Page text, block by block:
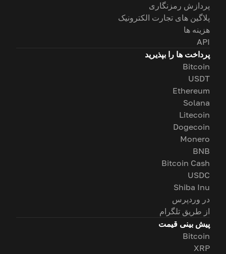
پردازش رمزنگاری
پلاگین های تجارت الکترونیک
هزینه ها
API
پرداخت ها را بپذیرید
Bitcoin
USDT
Ethereum
Solana
Litecoin
Dogecoin
Monero
BNB
Bitcoin Cash
USDC
Shiba Inu
در وردپرس
از طریق تلگرام
پیش بینی قیمت
Bitcoin
XRP